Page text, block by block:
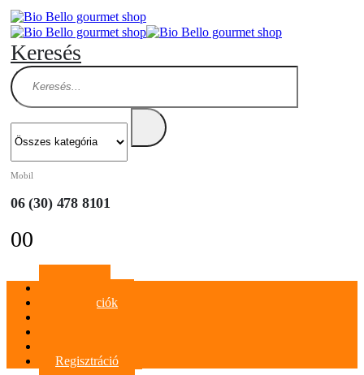
Keresés
Mobil
06 (30) 478 8101
00
Információk
Regisztráció